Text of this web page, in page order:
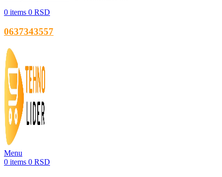
0 items 0 RSD
0637343557
Menu
0 items 0 RSD